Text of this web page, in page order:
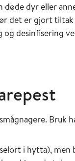
dyr eller
det er gjort
desinfisering
Bruk
i hytta),